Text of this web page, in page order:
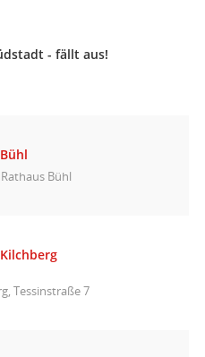
- fällt aus!
Bühl
Tessinstraße 7